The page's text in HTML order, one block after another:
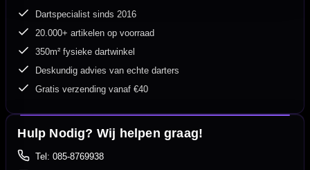
Dartspecialist sinds 2016
20.000+ artikelen op voorraad
350m² fysieke dartwinkel
Deskundig advies van echte darters
Gratis verzending vanaf €40
Hulp Nodig? Wij helpen graag!
Tel: 085-8769938